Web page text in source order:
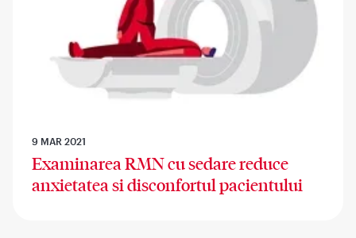
9 MAR 2021
Examinarea RMN cu sedare reduce
anxietatea si disconfortul pacientului